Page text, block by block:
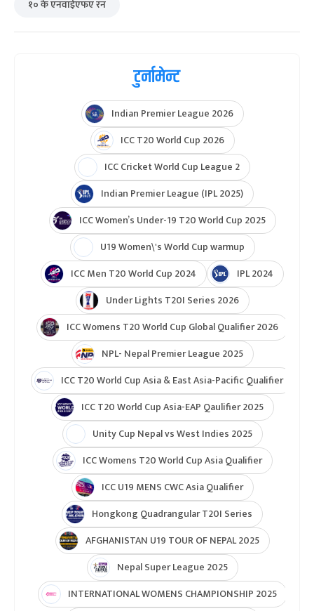
१० के एनवाईएफए रन
टुर्नामेन्ट
Indian Premier League 2026
ICC T20 World Cup 2026
ICC Cricket World Cup League 2
Indian Premier League (IPL 2025)
ICC Women’s Under-19 T20 World Cup 2025
U19 Women\'s World Cup warmup
ICC Men T20 World Cup 2024
IPL 2024
Under Lights T20I Series 2026
ICC Womens T20 World Cup Global Qualifier 2026
NPL- Nepal Premier League 2025
ICC T20 World Cup Asia & East Asia-Pacific Qualifier
ICC T20 World Cup Asia-EAP Qaulifier 2025
Unity Cup Nepal vs West Indies 2025
ICC Womens T20 World Cup Asia Qualifier
ICC U19 MENS CWC Asia Qualifier
Hongkong Quadrangular T20I Series
AFGHANISTAN U19 TOUR OF NEPAL 2025
Nepal Super League 2025
INTERNATIONAL WOMENS CHAMPIONSHIP 2025